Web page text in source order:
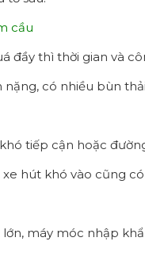
cầu
đầy thì thời gian và
có nhiều bùn
tiếp cận hoặc
hút khó vào cũng
máy móc nhập